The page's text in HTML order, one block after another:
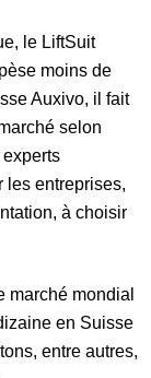
le LiftSuit
moins de
Auxivo, il fait
selon
les entreprises,
à choisir
marché mondial
en Suisse
entre autres,